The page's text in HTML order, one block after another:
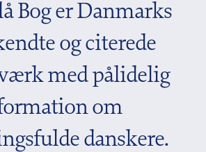
Bog er Danmarks
og citerede
med pålidelig
om
danskere.